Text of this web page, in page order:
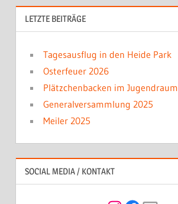
LETZTE BEITRÄGE
Tagesausflug in den Heide Park
Osterfeuer 2026
Plätzchenbacken im Jugendraum
Generalversammlung 2025
Meiler 2025
SOCIAL MEDIA / KONTAKT